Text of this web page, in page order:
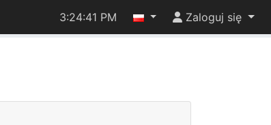
3:24:41 PM Zaloguj się